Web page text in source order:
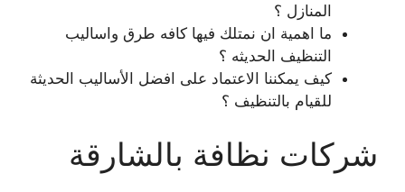
المنازل ؟
ما اهمية ان نمتلك فيها كافه طرق واساليب
التنظيف الحديثه ؟
كيف يمكننا الاعتماد على افضل الأساليب الحديثة
للقيام بالتنظيف ؟
شركات نظافة بالشارقة